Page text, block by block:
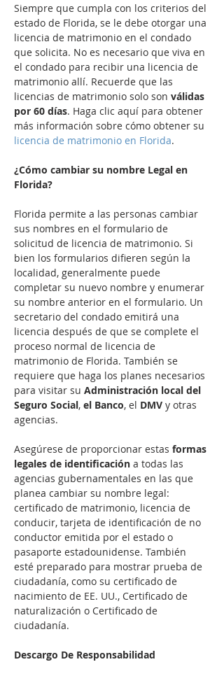
Siempre que cumpla con los criterios del
estado de Florida, se le debe otorgar una
licencia de matrimonio en el condado
que solicita. No es necesario que viva en
el condado para recibir una licencia de
matrimonio allí. Recuerde que las
licencias de matrimonio solo son válidas
por 60 días. Haga clic aquí para obtener
más información sobre cómo obtener su
licencia de matrimonio en Florida.
¿Cómo cambiar su nombre Legal en
Florida?
Florida permite a las personas cambiar
sus nombres en el formulario de
solicitud de licencia de matrimonio. Si
bien los formularios difieren según la
localidad, generalmente puede
completar su nuevo nombre y enumerar
su nombre anterior en el formulario. Un
secretario del condado emitirá una
licencia después de que se complete el
proceso normal de licencia de
matrimonio de Florida. También se
requiere que haga los planes necesarios
para visitar su Administración local del
Seguro Social, el Banco, el DMV y otras
agencias.
Asegúrese de proporcionar estas formas
legales de identificación a todas las
agencias gubernamentales en las que
planea cambiar su nombre legal:
certificado de matrimonio, licencia de
conducir, tarjeta de identificación de no
conductor emitida por el estado o
pasaporte estadounidense. También
esté preparado para mostrar prueba de
ciudadanía, como su certificado de
nacimiento de EE. UU., Certificado de
naturalización o Certificado de
ciudadanía.
Descargo De Responsabilidad